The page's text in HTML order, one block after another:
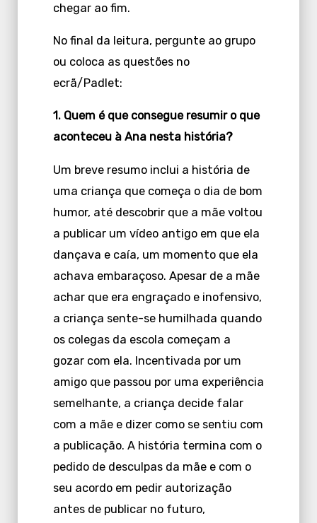
chegar ao fim.
No final da leitura, pergunte ao grupo
ou coloca as questões no
ecrã/Padlet:
1. Quem é que consegue resumir o que
aconteceu à Ana nesta história?
Um breve resumo inclui a história de
uma criança que começa o dia de bom
humor, até descobrir que a mãe voltou
a publicar um vídeo antigo em que ela
dançava e caía, um momento que ela
achava embaraçoso. Apesar de a mãe
achar que era engraçado e inofensivo,
a criança sente-se humilhada quando
os colegas da escola começam a
gozar com ela. Incentivada por um
amigo que passou por uma experiência
semelhante, a criança decide falar
com a mãe e dizer como se sentiu com
a publicação. A história termina com o
pedido de desculpas da mãe e com o
seu acordo em pedir autorização
antes de publicar no futuro,